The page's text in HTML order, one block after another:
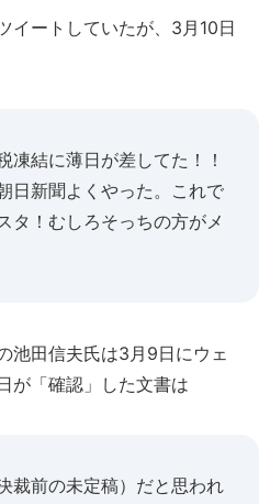
イートしていたが、3月10日
凍結に薄日が差してた！！
日新聞よくやった。これで
タ！むしろそっちの方がメ
池田信夫氏は3月9日にウェ
が「確認」した文書は
裁前の未定稿）だと思われ